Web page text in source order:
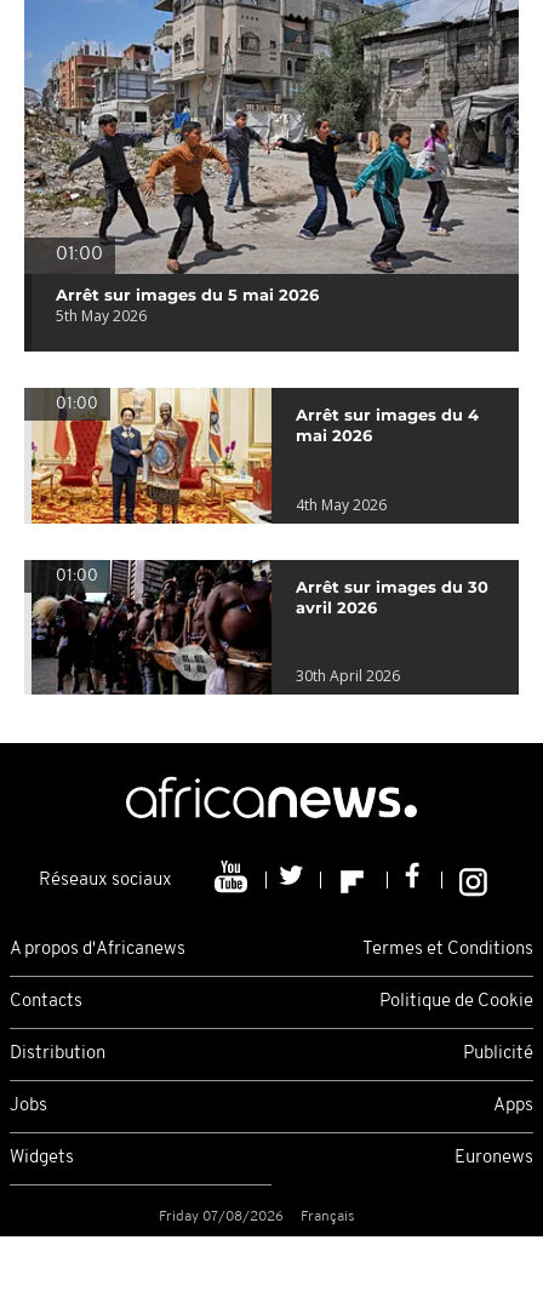
01:00
Arrêt sur images du 5 mai 2026
5th May 2026
01:00
Arrêt sur images du 4
mai 2026
4th May 2026
01:00
Arrêt sur images du 30
avril 2026
30th April 2026
Réseaux sociaux
A propos d'Africanews Termes et Conditions
Contacts Politique de Cookie
Distribution Publicité
Jobs Apps
Widgets Euronews
Friday 07/08/2026